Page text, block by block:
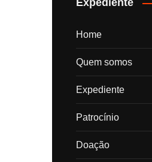
Expediente
Home
Quem somos
Expediente
Patrocínio
Doação